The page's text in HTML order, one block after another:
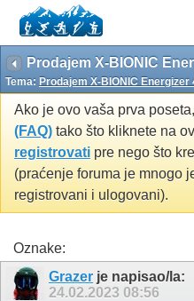
Tema: Prodajem X-BIONIC
Ako je ovo vaša prva
(FAQ) tako što kliknete na
registrovati pre nego što
(praćenje foruma je mnogo
registrovani i ulogovani).
Oznake:
Grazer je napisao/la:
24.02.2023 08:56